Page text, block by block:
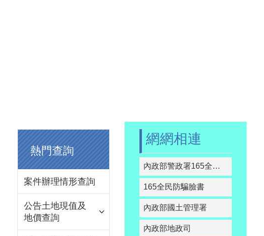
熱門查詢
案件辦理情形查詢
公告土地現值及
地價查詢
網網相連
內政部警政署165全民防騙網
165全民防騙臉書
內政部國土管理署
內政部地政司